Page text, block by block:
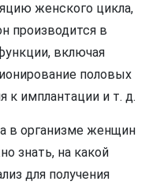
женского цикла,
производится в
включая
половых
к имплантации и т. д.
в организме женщин
знать, на какой
для получения